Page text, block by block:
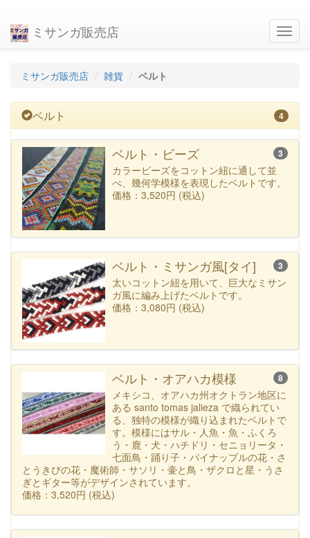
ミサンガ販売店
ミサンガ販売店 雑貨 ベルト
ベルト 4
ベルト・ビーズ 3
カラービーズをコットン紐に通して並
べ、幾何学模様を表現したベルトです。
価格：3,520円 (税込)
ベルト・ミサンガ風[タイ] 3
太いコットン紐を用いて、巨大なミサン
ガ風に編み上げたベルトです。
価格：3,080円 (税込)
ベルト・オアハカ模様 8
メキシコ、オアハカ州オクトラン地区に
ある santo tomas jalieza で織られてい
る、独特の模様が織り込まれたベルトで
す。模様にはサル・人魚・魚・ふくろ
う・鹿・犬・ハチドリ・セニョリータ・
七面鳥・踊り子・パイナップルの花・さ
とうきびの花・魔術師・サソリ・壷と鳥・ザクロと星・うさ
ぎとギター等がデザインされています。
価格：3,520円 (税込)